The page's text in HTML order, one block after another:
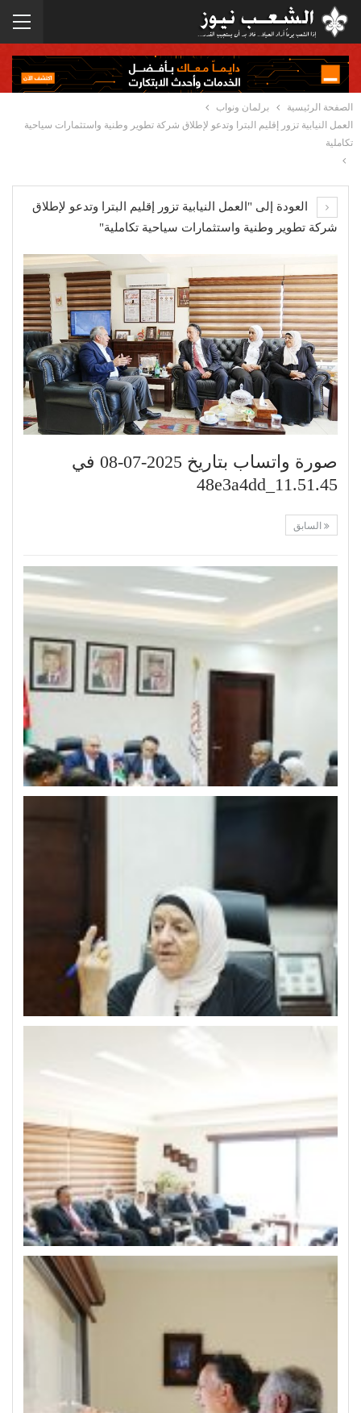
الصفحة الرئيسية
برلمان ونواب
العمل النيابية تزور إقليم البترا وتدعو لإطلاق شركة تطوير وطنية واستثمارات سياحية
تكاملية
العودة إلى "العمل النيابية تزور إقليم البترا وتدعو لإطلاق
شركة تطوير وطنية واستثمارات سياحية تكاملية"
صورة واتساب بتاريخ 2025-07-08 في
11.51.45_48e3a4dd
السابق